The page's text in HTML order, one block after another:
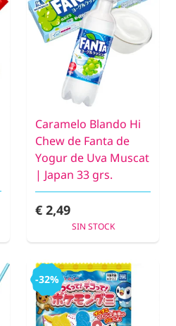
Caramelo Blando Hi
Chew de Fanta de
Yogur de Uva Muscat
| Japan 33 grs.
€ 2,49
SIN STOCK
-32%